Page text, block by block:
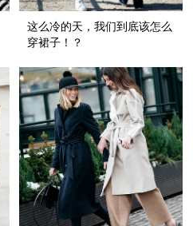
这么冷的天，我们到底该怎么
穿裙子！？